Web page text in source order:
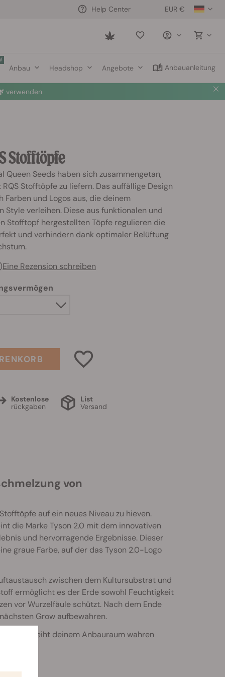
EUR €
Help Center
Saved
Anbau Headshop Angebote Anbauanleitung
verwenden
Stofftöpfe
Queen Seeds haben sich zusammengetan,
Stofftöpfe zu liefern. Das auffällige Design
Farben und Logos aus, die deinem
Style verleihen. Diese aus funktionalen und
Stofftopf hergestellten Töpfe regulieren die
und verhindern dank optimaler Belüftung
Eine Rezension schreiben
Kostenlose
rückgaben
List
Versand
von
auf ein neues Niveau zu hieven.
die Marke Tyson 2.0 mit dem innovativen
und hervorragende Ergebnisse. Dieser
graue Farbe, auf der das Tyson 2.0-Logo
zwischen dem Kultursubstrat und
ermöglicht es der Erde sowohl Feuchtigkeit
vor Wurzelfäule schützt. Nach dem Ende
Grow aufbewahren.
und verleiht deinem Anbauraum wahren